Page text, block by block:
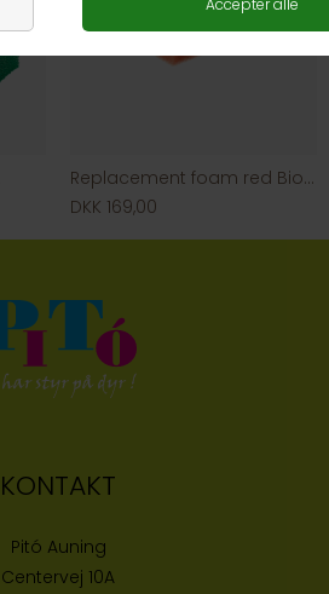
Replacement foam red BioSmart
DKK 169,00
KONTAKT
Pitó Auning
Centervej 10A